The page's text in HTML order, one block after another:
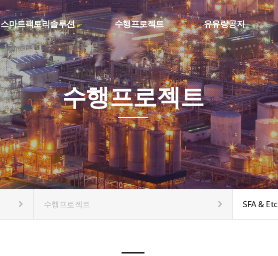
스마트팩토리솔루션
스마트팩토리 MES
생산정보 수집, 머신비전
스마트 물류자동화
RFID
Face_Reference
수행프로젝트
SFA & Etc
스마트팩토리
유유랑공지
공지사항
질문과답변
수행프로젝트
수행프로젝트 SFA & Etc